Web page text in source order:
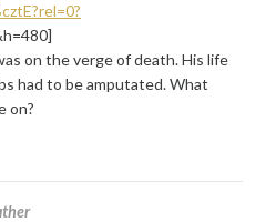
on the verge of death. His life
had to be amputated. What
on?